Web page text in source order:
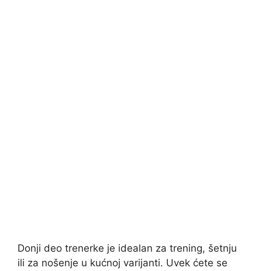
Donji deo trenerke je idealan za trening, šetnju
ili za nošenje u kućnoj varijanti. Uvek ćete se